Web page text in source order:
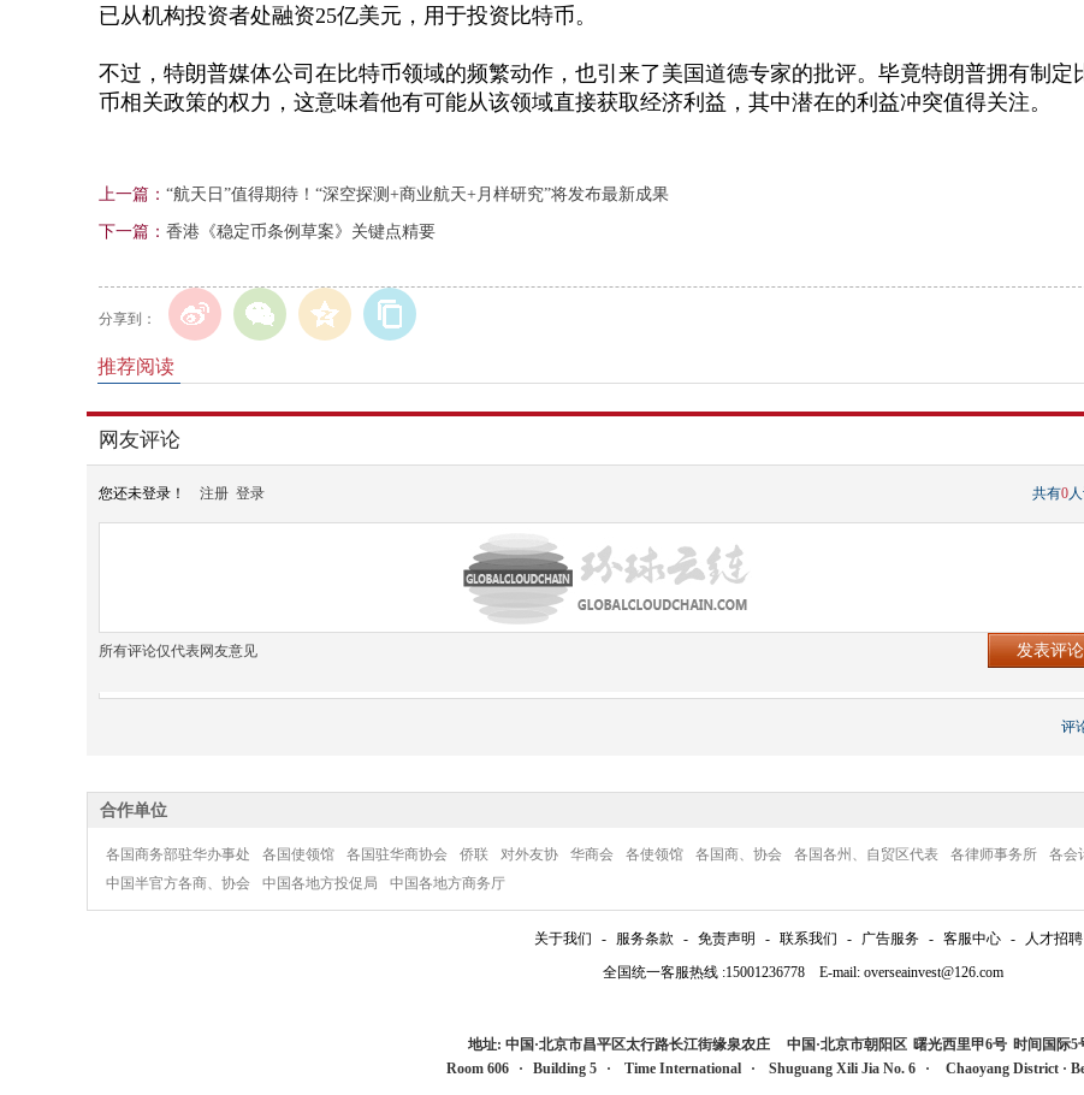
已从机构投资者处融资25亿美元，用于投资比特币。
不过，特朗普媒体公司在比特币领域的频繁动作，也引来了美国道德专家的批评。毕竟特朗普拥有制定
币相关政策的权力，这意味着他有可能从该领域直接获取经济利益 ，其中潜在的利益冲突值得关注。
上一篇： “航天日”值得期待！“深空探测+商业航天+月样研究”将发布最新成果
下一篇： 香港《稳定币条例草案》关键点精要
分享到：
推荐阅读
网友评论
您还未登录！ 注册 登录 共有0
所有评论仅代表网友意见
评
合作单位
各国商务部驻华办事处 各国使领馆 各国驻华商协会 侨联 对外友协 华商会 各使领馆 各国商、协会 各国各州、自贸区代表 各律师事务所 各会
中国半官方各商、协会
中国各地方投促局 中国各地方商务厅
关于我们 - 服务条款 - 免责声明 - 联系我们 - 广告服务 - 客服中心 -
人才招聘
全国统一客服热线 :15001236778 E-mail: overseainvest@126.com
地址: 中国·北京市昌平区太行路长江街缘泉农庄 中国·北京市朝阳区 曙光西里甲6号 时间国际5
Room 606
· Building 5 · Time International · Shuguang Xili Jia No. 6 · Chaoyang District ·